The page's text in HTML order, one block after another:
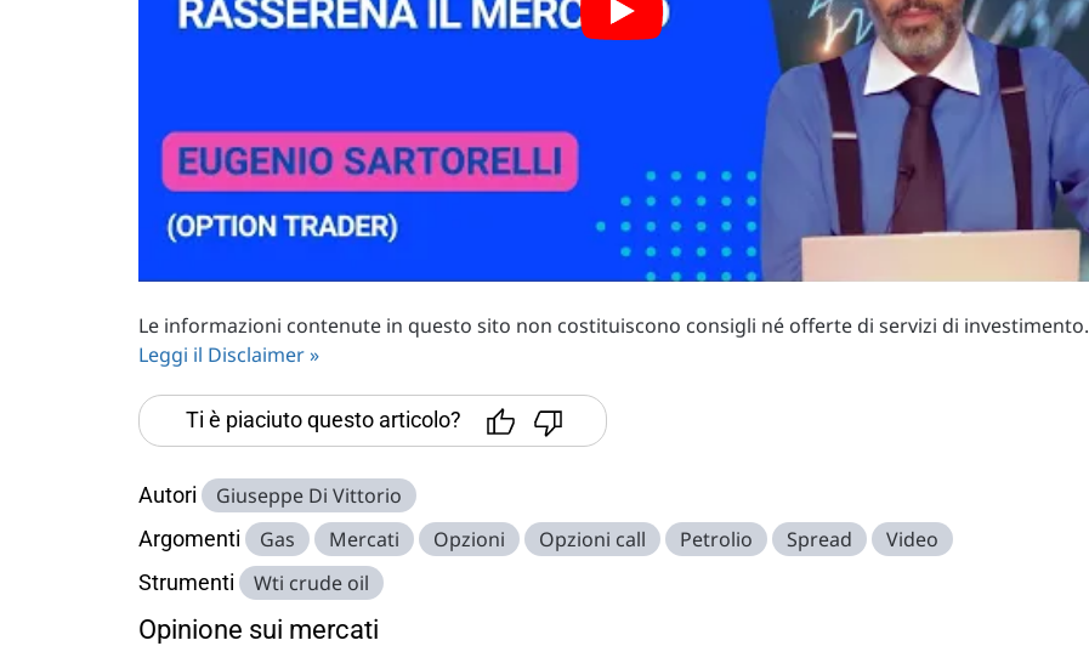
Le informazioni contenute in questo sito non costituiscono consigli né offerte di servizi di investimento.
Leggi il Disclaimer »
Ti è piaciuto questo articolo?
Autori Giuseppe Di Vittorio
Argomenti Gas Mercati Opzioni Opzioni call Petrolio Spread Video
Strumenti Wti crude oil
Opinione sui mercati